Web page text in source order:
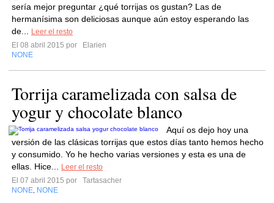
sería mejor preguntar ¿qué torrijas os gustan? Las de
hermanísima son deliciosas aunque aún estoy esperando las
de...
Leer el resto
El 08 abril 2015 por
Elarien
NONE
Torrija caramelizada con salsa de
yogur y chocolate blanco
Aquí os dejo hoy una
versión de las clásicas torrijas que estos días tanto hemos hecho
y consumido. Yo he hecho varias versiones y esta es una de
ellas. Hice...
Leer el resto
El 07 abril 2015 por
Tartasacher
NONE NONE